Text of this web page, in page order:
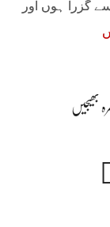
گزرا ہوں اور
بھیجیں